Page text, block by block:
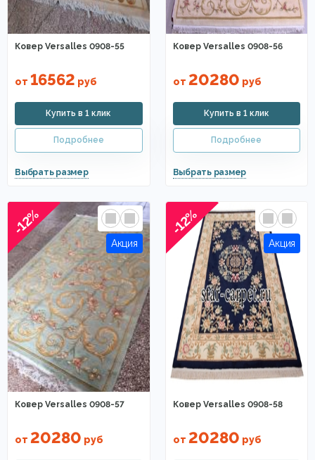
Ковер Versalles 0908-55
от 16562 руб
Ковер Versalles 0908-56
от 20280 руб
-12%
Ковер Versalles 0908-57
от 20280 руб
-12%
Ковер Versalles 0908-58
от 20280 руб